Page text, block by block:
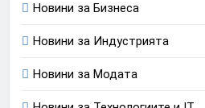
Новини за Бизнеса
Новини за Индустрията
Новини за Модата